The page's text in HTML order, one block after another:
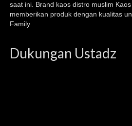
saat ini. Brand kaos distro muslim
memberikan produk dengan kualitas
Family
Dukungan Ustadz